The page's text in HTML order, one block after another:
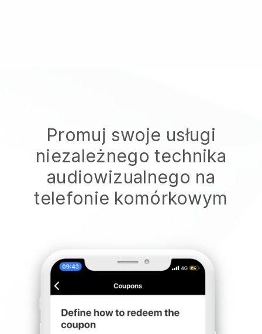
Promuj swoje usługi
niezależnego technika
audiowizualnego na
telefonie komórkowym